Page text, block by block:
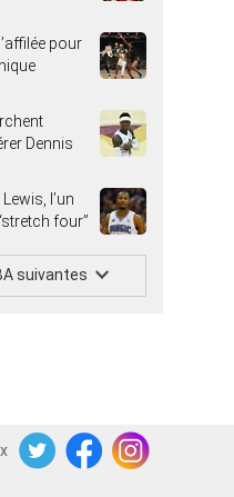
pour
Dennis
l’un
four”
suivantes
Instagram